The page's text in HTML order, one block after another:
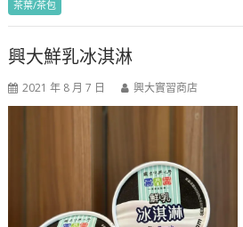
茶葉/茶包
興大鮮乳冰淇淋
2021 年 8 月 7 日 興大實習商店